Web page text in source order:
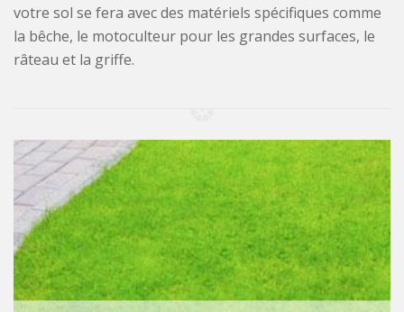
votre sol se fera avec des matériels spécifiques comme
la bêche, le motoculteur pour les grandes surfaces, le
râteau et la griffe.